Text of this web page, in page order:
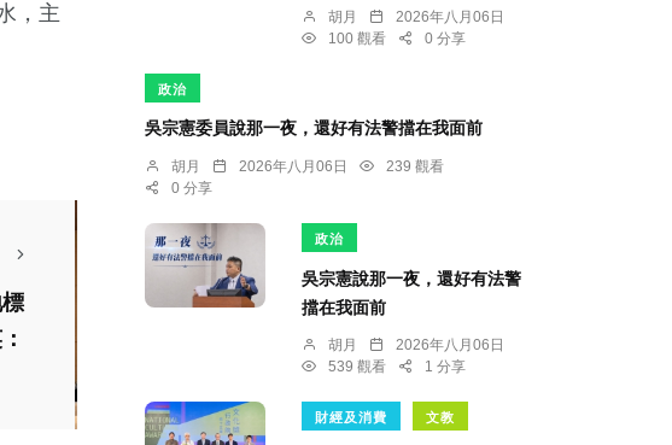
，主
胡月
2026年八月06日
100 觀看
0 分享
政治
吳宗憲委員說那一夜，還好有法警擋在我面前
胡月 2026年八月06日
239 觀看
0 分享
政治
吳宗憲說那一夜，還好有法警
擋在我面前
胡月
2026年八月06日
539 觀看
1 分享
財經及消費 文教